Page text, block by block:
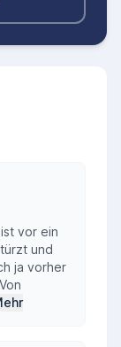
vor ein
und
ja vorher